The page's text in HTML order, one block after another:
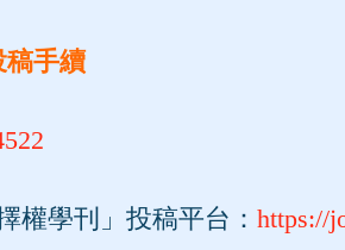
稿手續
權學刊」投稿平台： https://